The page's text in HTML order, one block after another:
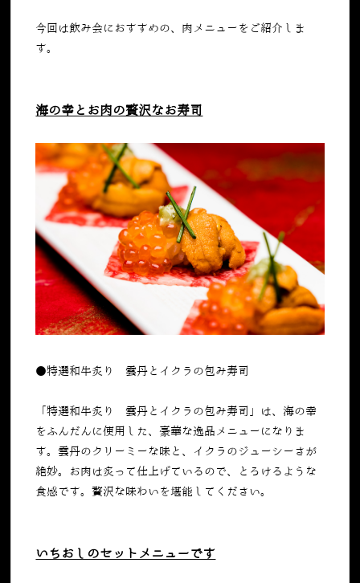
今回は飲み会におすすめの、肉メニューをご紹介しま
す。
海の幸とお肉の贅沢なお寿司
●特選和牛炙り 雲丹とイクラの包み寿司
「特選和牛炙り 雲丹とイクラの包み寿司」は、海の幸
をふんだんに使用した、豪華な逸品メニューになりま
す。雲丹のクリーミーな味と、イクラのジューシーさが
絶妙。お肉は炙って仕上げているので、とろけるような
食感です。贅沢な味わいを堪能してください。
いちおしのセットメニューです